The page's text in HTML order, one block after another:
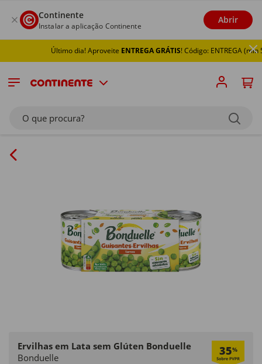
Continente
Instalar a aplicação Continente
Abrir
Último dia! AproveiteENTREGA GRÁTIS! Código: ENTREGA (min
O que procura?
Ervilhas em Lata sem Glúten Bonduelle 35%
Bonduelle